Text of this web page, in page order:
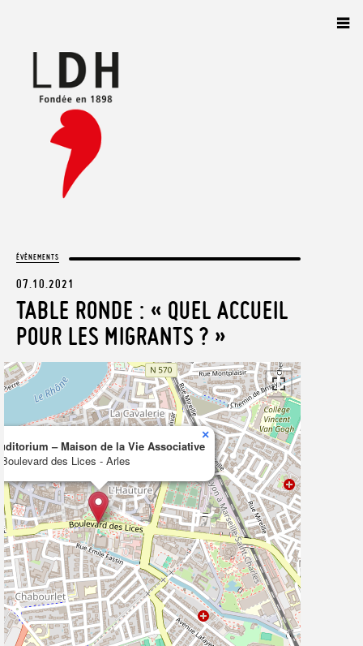
ÉVÈNEMENTS
07.10.2021
TABLE RONDE : « QUEL ACCUEIL
POUR LES MIGRANTS ? »
– Maison de la Vie Associative
des Lices - Arles
×